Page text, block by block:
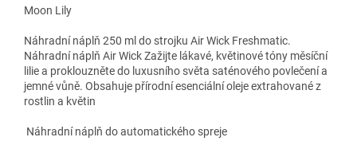
Moon Lily
Náhradní náplň 250 ml do strojku Air Wick Freshmatic.
Náhradní náplň Air Wick Zažijte lákavé, květinové tóny měsíční
lilie a proklouzněte do luxusního světa saténového povlečení a
jemné vůně. Obsahuje přírodní esenciální oleje extrahované z
rostlin a květin
Náhradní náplň do automatického spreje